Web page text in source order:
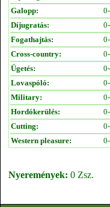
Galopp:
Díjugratás:
Fogathajtás:
Cross-country:
Ügetés:
Lovaspóló:
Military:
Hordókerülés:
Cutting:
Western pleasure:
Nyeremények: 0 Zsz.